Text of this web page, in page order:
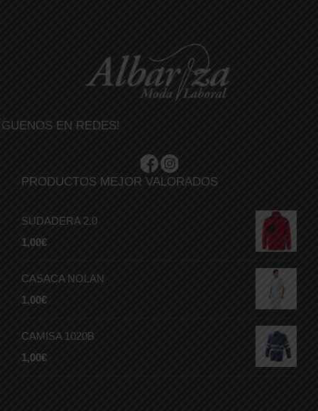
EN REDES!
PRODUCTOS MEJOR VALORADOS
SUDADERA 2.0
1,00€
CASACA NOLAN
1,00€
CAMISA 1020B
1,00€